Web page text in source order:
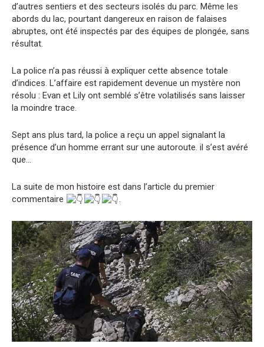
d’autres sentiers et des secteurs isolés du parc. Même les
abords du lac, pourtant dangereux en raison de falaises
abruptes, ont été inspectés par des équipes de plongée, sans
résultat.
La police n’a pas réussi à expliquer cette absence totale
d’indices. L’affaire est rapidement devenue un mystère non
résolu : Evan et Lily ont semblé s’être volatilisés sans laisser
la moindre trace.
Sept ans plus tard, la police a reçu un appel signalant la
présence d’un homme errant sur une autoroute. il s’est avéré
que…
La suite de mon histoire est dans l’article du premier
commentaire
.